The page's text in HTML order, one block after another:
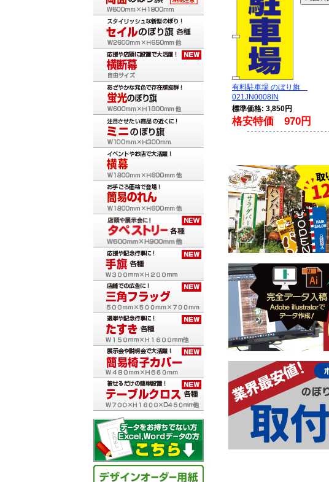
有料駐車場 のぼり旗
021JN0008IN
標準価格: 3,850円
格安特価 970円